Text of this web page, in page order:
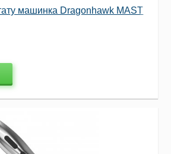
машинка Dragonhawk MAST